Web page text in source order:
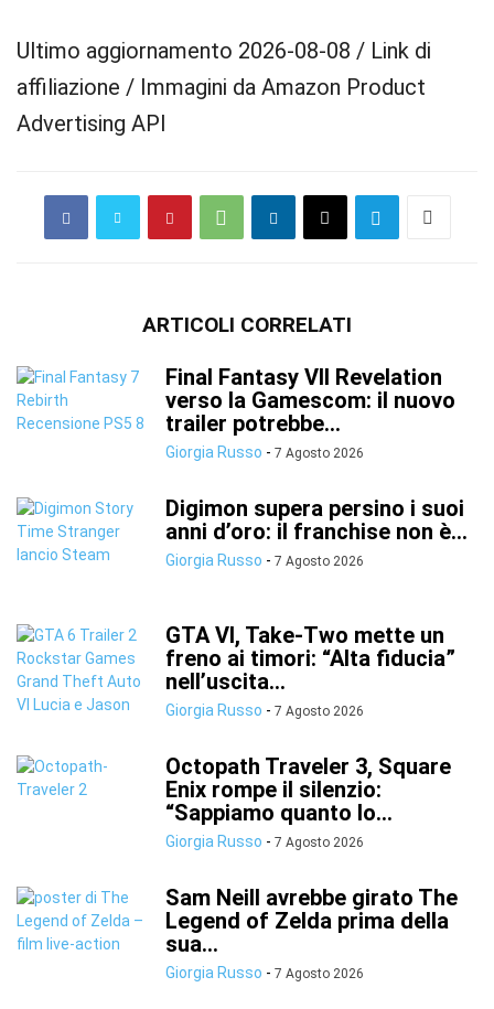
Ultimo aggiornamento 2026-08-08 / Link di
affiliazione / Immagini da Amazon Product
Advertising API
ARTICOLI CORRELATI
Final Fantasy VII Revelation
verso la Gamescom: il nuovo
trailer potrebbe...
Giorgia Russo - 7 Agosto 2026
Digimon supera persino i suoi
anni d’oro: il franchise non è...
Giorgia Russo - 7 Agosto 2026
GTA VI, Take-Two mette un
freno ai timori: “Alta fiducia”
nell’uscita...
Giorgia Russo - 7 Agosto 2026
Octopath Traveler 3, Square
Enix rompe il silenzio:
“Sappiamo quanto lo...
Giorgia Russo - 7 Agosto 2026
Sam Neill avrebbe girato The
Legend of Zelda prima della
sua...
Giorgia Russo - 7 Agosto 2026